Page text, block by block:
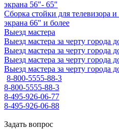
экрана 56"- 65"
Сборка стойки для телевизора
экрана 66" и более
Выезд мастера
Выезд мастера за черту города
Выезд мастера за черту города
Выезд мастера за черту города
Выезд мастера за черту города
8-800-5555-88-3
8-800-5555-88-3
8-495-926-06-77
8-495-926-06-88
Задать вопрос